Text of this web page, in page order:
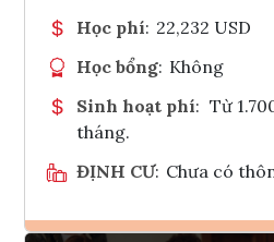
Học phí: 22,232 USD
Học bổng: Không
Sinh hoạt phí: Từ
tháng.
ĐỊNH CƯ: Chưa có